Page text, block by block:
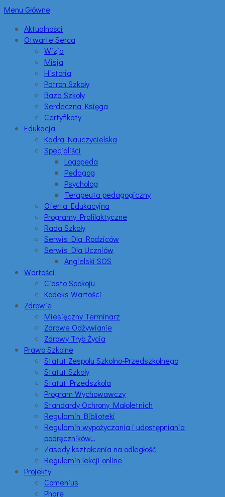
Menu Główne
Aktualności
Otwarte Serca
Wizja
Misja
Historia
Patron Szkoły
Baza Szkoły
Serdeczna Księga
Certyfikaty
Edukacja
Kadra Nauczycielska
Specjaliści
Logopeda
Pedagog
Psycholog
Terapeuta pedagogiczny
Oferta Edukacyjna
Programy Profilaktyczne
Rada Szkoły
Serwis Dla Rodziców
Serwis Dla Uczniów
Angielski SOS
Wartości
Ciasto Spokoju
Kodeks Wartości
Zdrowie
Miesięczny Terminarz
Zdrowe Odżywianie
Zdrowy Tryb Życia
Prawo Szkolne
Statut Zespołu Szkolno-Przedszkolnego
Statut Szkoły
Statut Przedszkola
Program Wychowawczy
Standardy Ochrony Małoletnich
Regulamin Biblioteki
Regulamin wypożyczania i udostępniania
podręczników…
Zasady kształcenia na odległość
Regulamin lekcji online
Projekty
Comenius
Phare